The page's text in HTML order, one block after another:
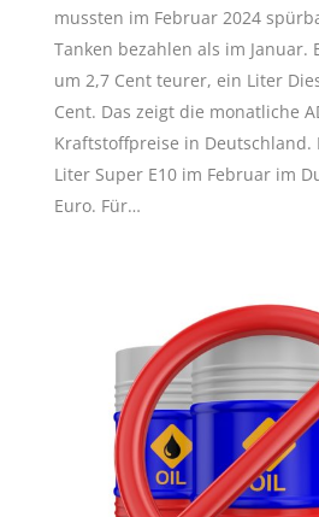
mussten im Februar 2024
Tanken bezahlen als im Januar.
um 2,7 Cent teurer, ein Liter
Cent. Das zeigt die monatliche
Kraftstoffpreise in Deutschland.
Liter Super E10 im Februar im
Euro. Für…